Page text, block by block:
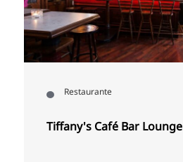
Restaurante
Tiffany's Café Bar Lounge